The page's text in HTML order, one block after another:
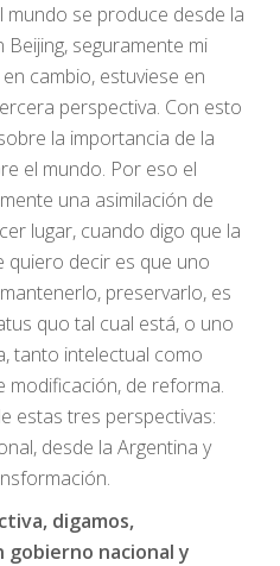
mundo se produce desde la
seguramente mi
cambio, estuviese en
perspectiva. Con esto
la importancia de la
el mundo. Por eso el
una asimilación de
lugar, cuando digo que la
quiero decir es que uno
preservarlo, es
quo tal cual está, o uno
tanto intelectual como
modificación, de reforma.
estas tres perspectivas:
desde la Argentina y
digamos,
gobierno nacional y